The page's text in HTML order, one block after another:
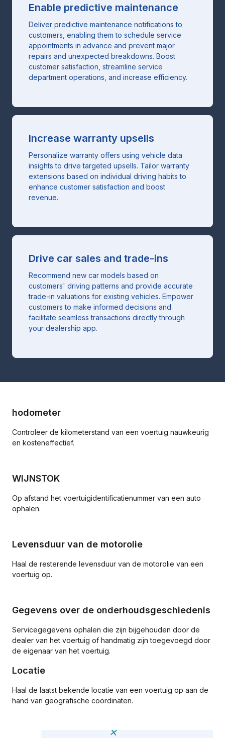
Enable predictive maintenance
Deliver predictive maintenance notifications to
customers, enabling them to schedule service
appointments in advance and prevent major
repairs and unexpected breakdowns. Boost
customer satisfaction, streamline service
department operations, and increase efficiency.
Increase warranty upsells
Personalize warranty offers using vehicle data
insights to drive targeted upsells. Tailor warranty
extensions based on individual driving habits to
enhance customer satisfaction and boost
revenue.
Drive car sales and trade-ins
Recommend new car models based on
customers' driving patterns and provide accurate
trade-in valuations for existing vehicles. Empower
customers to make informed decisions and
facilitate seamless transactions directly through
your dealership app.
hodometer
Controleer de kilometerstand van een voertuig nauwkeurig
en kosteneffectief.
WIJNSTOK
Op afstand het voertuigidentificatienummer van een auto
ophalen.
Levensduur van de motorolie
Haal de resterende levensduur van de motorolie van een
voertuig op.
Gegevens over de onderhoudsgeschiedenis
Servicegegevens ophalen die zijn bijgehouden door de
dealer van het voertuig of handmatig zijn toegevoegd door
de eigenaar van het voertuig.
Locatie
Haal de laatst bekende locatie van een voertuig op aan de
hand van geografische coördinaten.